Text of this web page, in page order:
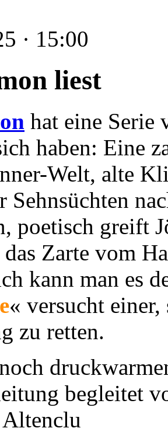
· 15:00
liest
hat eine Serie
haben: Eine
Welt, alte
Sehnsüchten
poetisch greift
Zarte vom
kann man es
« versucht
zu retten.
begleitet